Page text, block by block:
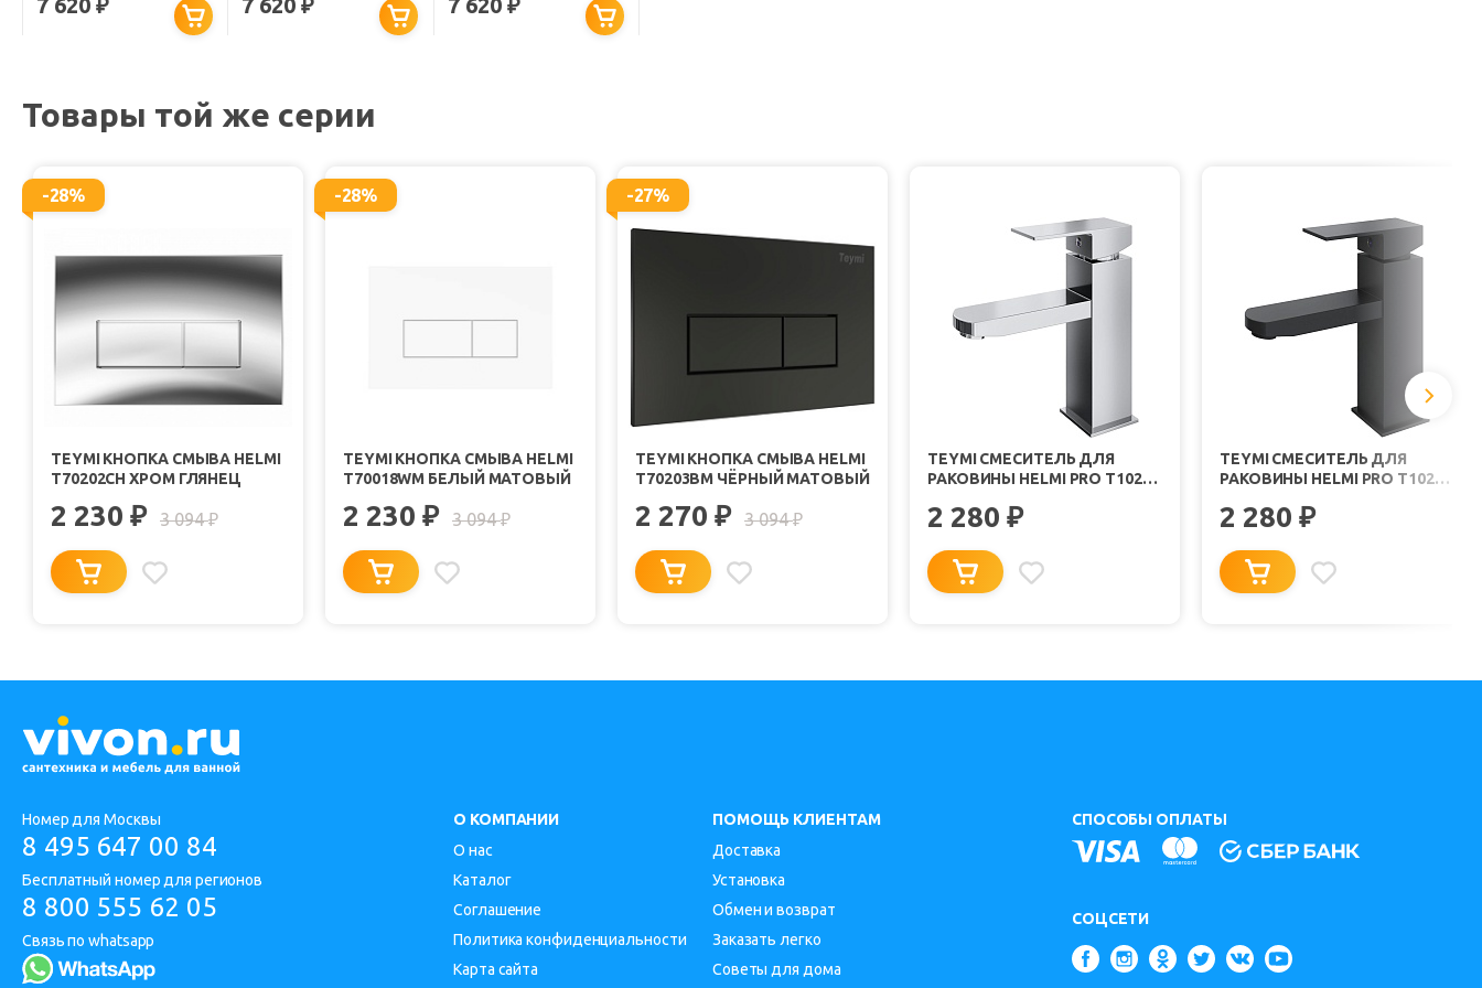
БЕЖЕВАЯ МАТОВАЯ
₽
БЕЛАЯ МАТОВАЯ
₽
ЧЕРНАЯ МАТОВАЯ
₽
Товары той же серии
-28%
TEYMI КНОПКА СМЫВА HELMI
T70202CH ХРОМ ГЛЯНЕЦ
2 230 ₽ 3 094₽
-28%
TEYMI КНОПКА СМЫВА HELMI
T70018WM БЕЛЫЙ МАТОВЫЙ
2 230 ₽ 3 094₽
-27%
TEYMI КНОПКА СМЫВА HELMI
T70203BM ЧЁРНЫЙ МАТОВЫЙ
2 270 ₽ 3 094₽
TEYMI СМЕСИТЕЛЬ ДЛЯ
РАКОВИНЫ HELMI PRO T10215
2 280 ₽
TEYMI СМЕСИТЕЛЬ ДЛЯ
РАКОВИНЫ HELMI PRO T10213
2 280 ₽
Номер для Москвы
8 495 647 00 84
Бесплатный номер для регионов
8 800 555 62 05
Связь по whatsapp
О КОМПАНИИ
О нас
Каталог
Соглашение
Политика конфиденциальности
Карта сайта
ПОМОЩЬ КЛИЕНТАМ
Доставка
Установка
Обмен и возврат
Заказать легко
Советы для дома
СПОСОБЫ ОПЛАТЫ
СОЦСЕТИ